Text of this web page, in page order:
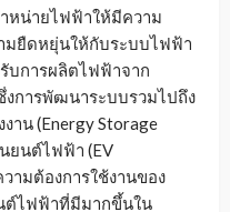
หน่ายไฟฟ้าให้มีความ
มยืดหยุ่นให้กับระบบไฟฟ้า
บการผลิตไฟฟ้าจาก
งการพัฒนาระบบรวมไปถึง
าน (Energy Storage
ยนต์ไฟฟ้า (EV
ามต้องการใช้งานของ
ต์ไฟฟ้าที่มีมากขึ้นใน